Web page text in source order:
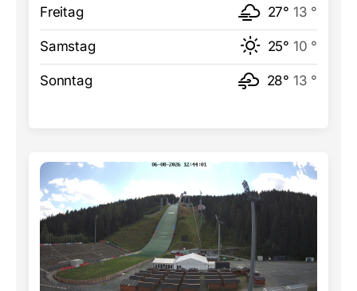
Freitag 27° 13 °
Samstag 25° 10 °
Sonntag 28° 13 °